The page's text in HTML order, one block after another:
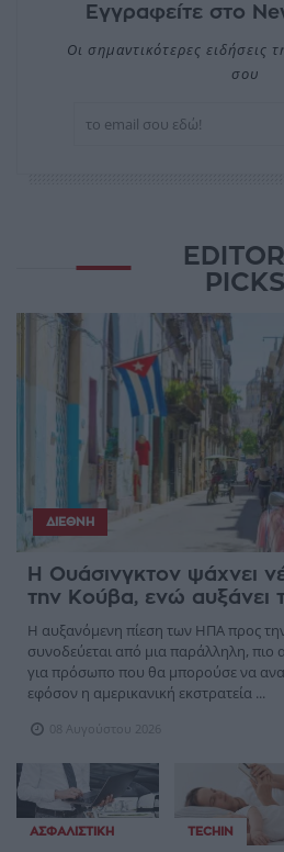
Εγγραφείτε στο
Οι σημαντικότερες ειδήσεις
σου
PICKS
ΔΙΕΘΝΉ
Η Ουάσινγκτον ψάχνει
την Κούβα, ενώ αυξάνει
Η αυξανόμενη πίεση των ΗΠΑ προς
συνοδεύεται από μια παράλληλη,
για πρόσωπο που θα μπορούσε να
εφόσον η αμερικανική εκστρατεία ...
08 Αυγούστου 2026
ΑΣΦΑΛΙΣΤΙΚΉ TECHIN